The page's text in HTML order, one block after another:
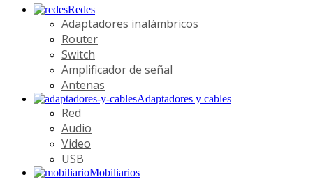
Redes
Adaptadores inalámbricos
Router
Switch
Amplificador de señal
Antenas
Adaptadores y cables
Red
Audio
Video
USB
Mobiliarios